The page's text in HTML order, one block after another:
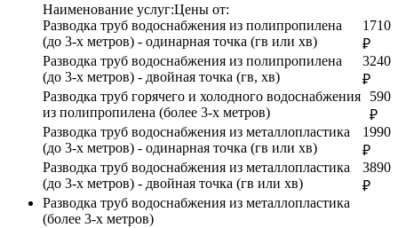
Наименование услуг:Цены от:
Разводка труб водоснабжения из полипропилена
(до 3-х метров) - одинарная точка (гв или хв)
1710
₽
Разводка труб водоснабжения из полипропилена
(до 3-х метров) - двойная точка (гв, хв)
3240
₽
Разводка труб горячего и холодного водоснабжения
из полипропилена (более 3-х метров)
590
₽
Разводка труб водоснабжения из металлопластика
(до 3-х метров) - одинарная точка (гв или хв)
1990
₽
Разводка труб водоснабжения из металлопластика
(до 3-х метров) - двойная точка (гв или хв)
3890
₽
Разводка труб водоснабжения из металлопластика
(более 3-х метров)